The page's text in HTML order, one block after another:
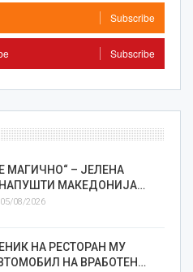
Subscribe
Subscribe
МАГИЧНО“ – ЈЕЛЕНА
МАКЕДОНИЈА…
05/08/2026
НА РЕСТОРАН МУ
НА ВРАБОТЕН…